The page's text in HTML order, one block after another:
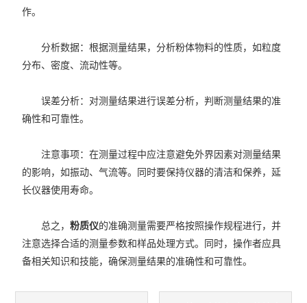
作。
分析数据：根据测量结果，分析粉体物料的性质，如粒度
分布、密度、流动性等。
误差分析：对测量结果进行误差分析，判断测量结果的准
确性和可靠性。
注意事项：在测量过程中应注意避免外界因素对测量结果
的影响，如振动、气流等。同时要保持仪器的清洁和保养，延
长仪器使用寿命。
总之，粉质仪的准确测量需要严格按照操作规程进行，并
注意选择合适的测量参数和样品处理方式。同时，操作者应具
备相关知识和技能，确保测量结果的准确性和可靠性。